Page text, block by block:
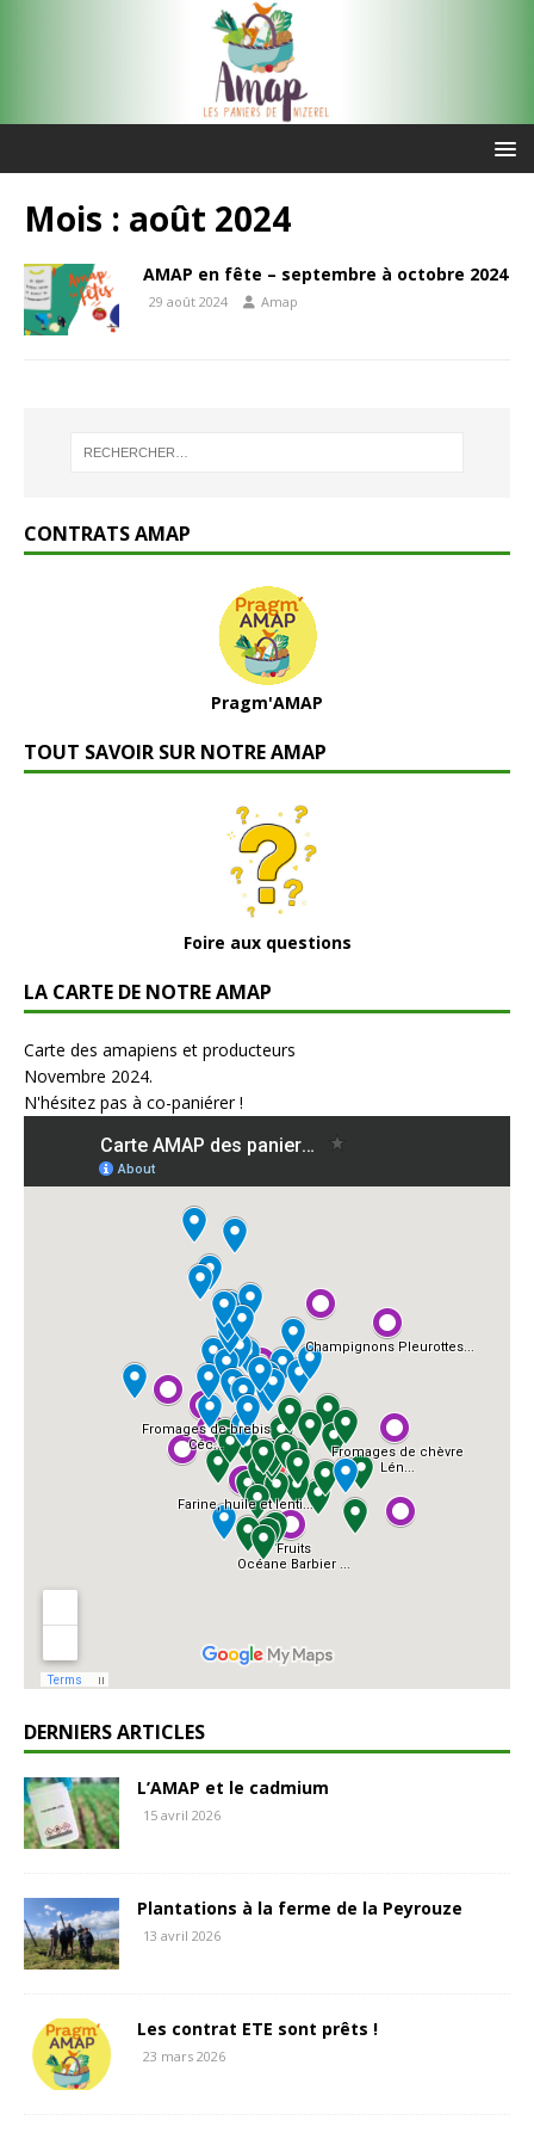
Mois : août 2024
AMAP en fête – septembre à octobre 2024
29 août 2024 Amap
CONTRATS AMAP
Pragm'AMAP
TOUT SAVOIR SUR NOTRE AMAP
Foire aux questions
LA CARTE DE NOTRE AMAP
Carte des amapiens et producteurs
Novembre 2024.
N'hésitez pas à co-paniérer !
DERNIERS ARTICLES
L’AMAP et le cadmium
15 avril 2026
Plantations à la ferme de la Peyrouze
13 avril 2026
Les contrat ETE sont prêts !
23 mars 2026